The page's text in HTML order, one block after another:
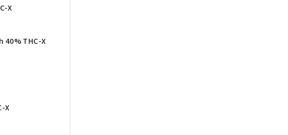
X
40% THC-X
X